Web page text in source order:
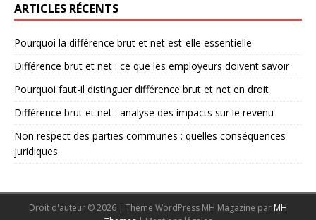
ARTICLES RÉCENTS
Pourquoi la différence brut et net est-elle essentielle
Différence brut et net : ce que les employeurs doivent savoir
Pourquoi faut-il distinguer différence brut et net en droit
Différence brut et net : analyse des impacts sur le revenu
Non respect des parties communes : quelles conséquences
juridiques
Droit d'auteur © 2026 | Thème WordPress MH Magazine par MH